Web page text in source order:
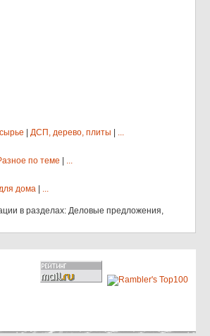
ДСП, дерево, плиты
...
по теме
...
дома ...
в разделах: Деловые предложения,